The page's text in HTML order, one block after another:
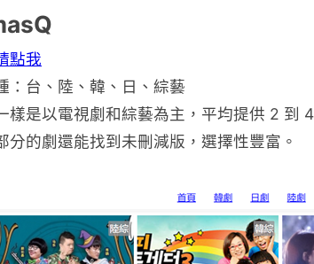
點我
：台、陸、韓、日、綜藝
樣是以電視劇和綜藝為主，平均提供 2 到
分的劇還能找到未刪減版，選擇性豐富。